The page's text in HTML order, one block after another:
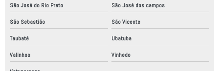
Robôs colaborativos
Robôs industriais
São José do Rio Preto São José dos campos
São Sebastião São Vicente
Taubaté Ubatuba
Valinhos Vinhedo